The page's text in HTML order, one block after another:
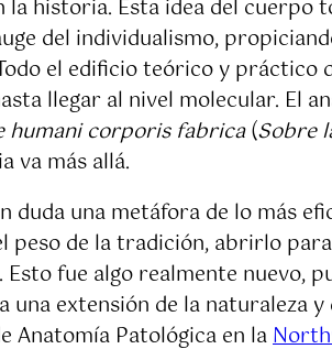
historia. Esta idea del
del individualismo,
el edificio teórico y
llegar al nivel molecular. El
humani corporis fabrica(Sobre
va más allá.
duda una metáfora de lo más
peso de la tradición, abrirlo
fue algo realmente nuevo,
una extensión de la naturaleza
Anatomía Patológica en la